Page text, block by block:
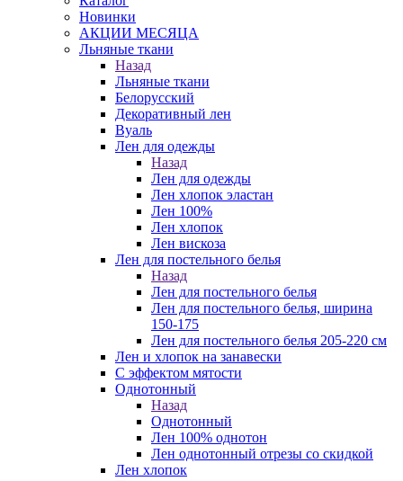
Новинки
АКЦИИ МЕСЯЦА
Льняные ткани
Назад
Льняные ткани
Белорусский
Декоративный лен
Вуаль
Лен для одежды
Назад
Лен для одежды
Лен хлопок эластан
Лен 100%
Лен хлопок
Лен вискоза
Лен для постельного белья
Назад
Лен для постельного белья
Лен для постельного белья, ширина
150-175
Лен для постельного белья 205-220 см
Лен и хлопок на занавески
С эффектом мятости
Однотонный
Назад
Однотонный
Лен 100% однотон
Лен однотонный отрезы со скидкой
Лен хлопок